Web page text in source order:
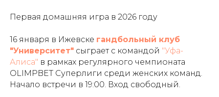
Первая домашняя игра в 2026 году
16 января в Ижевске гандбольный клуб
"Университет" сыграет с командой "Уфа-
Алиса" в рамках регулярного чемпионата
OLIMPBET Суперлиги среди женских команд.
Начало встречи в 19:00. Вход свободный.